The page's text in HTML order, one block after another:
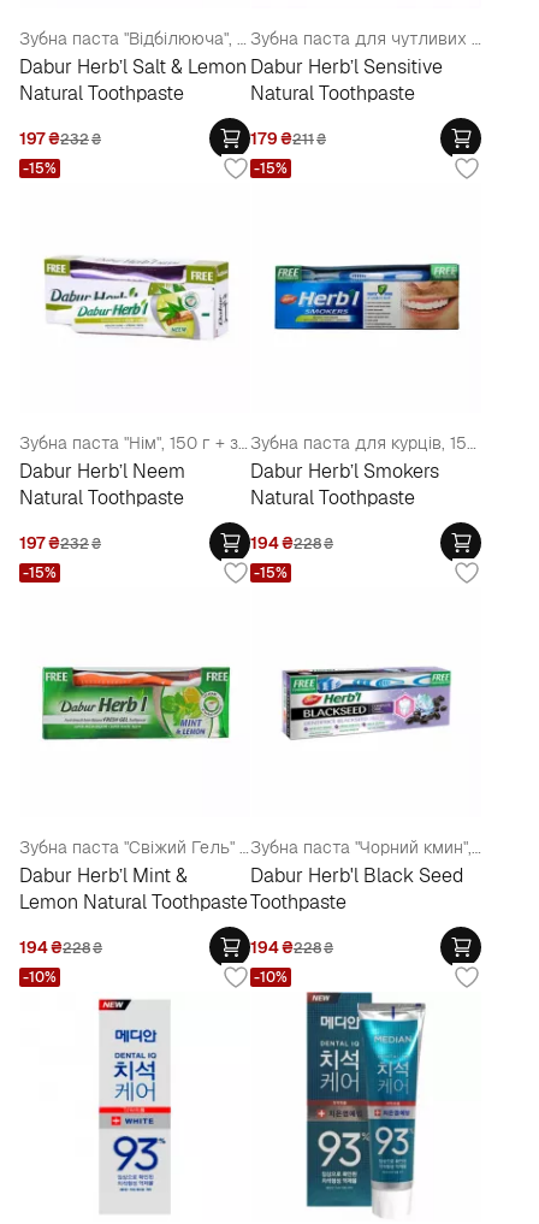
Зубна паста "Відбілююча", 150 г + зубна щітка
Dabur Herb’l Salt & Lemon
Natural Toothpaste
197₴232₴
Зубна паста для чутливих зубів, 150 г + зубна щітка
Dabur Herb’l Sensitive
Natural Toothpaste
179₴211₴
Зубна паста "Нім", 150 г + зубна щітка
Dabur Herb’l Neem
Natural Toothpaste
197₴232₴
-15%
Зубна паста для курців, 150 г + зубна щітка
Dabur Herb’l Smokers
Natural Toothpaste
194₴228₴
-15%
Зубна паста "Свіжий Гель" + зубна щітка
Dabur Herb’l Mint &
Lemon Natural Toothpaste
194₴228₴
-15%
Зубна паста "Чорний кмин", 150 г + щітка
Dabur Herb'l Black Seed
Toothpaste
194₴228₴
-15%
-10% -10%